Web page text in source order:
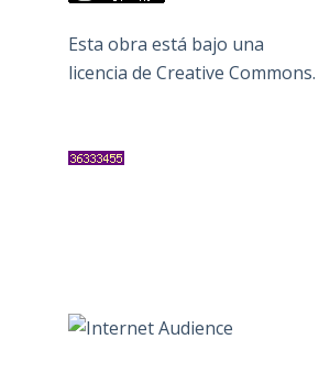
Esta obra está bajo una
licencia de Creative Commons.